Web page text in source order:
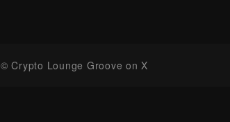
© Crypto Lounge Groove on X